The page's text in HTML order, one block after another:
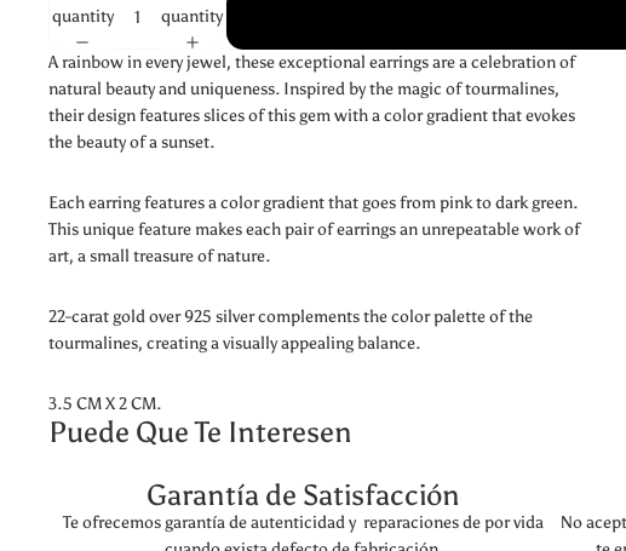
quantity
quantity
A rainbow in every jewel, these exceptional earrings are a celebration of
natural beauty and uniqueness. Inspired by the magic of tourmalines,
their design features slices of this gem with a color gradient that evokes
the beauty of a sunset.
Each earring features a color gradient that goes from pink to dark green.
This unique feature makes each pair of earrings an unrepeatable work of
art, a small treasure of nature.
22-carat gold over 925 silver complements the color palette of the
tourmalines, creating a visually appealing balance.
3.5 CM X 2 CM.
Puede Que Te Interesen
Garantía de Satisfacción
Te ofrecemos garantía de autenticidad y reparaciones de por vida
No